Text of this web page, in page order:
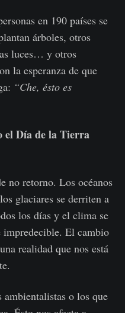
en 190 países se
árboles, otros
luces… y otros
la esperanza de que
“Che, ésto es
el Día de la Tierra
no retorno. Los océanos
glaciares se derriten a
los días y el clima se
impredecible. El cambio
realidad que nos está
o los que